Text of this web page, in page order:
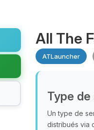
All The
ATLauncher
Type
Un type de
distribués via